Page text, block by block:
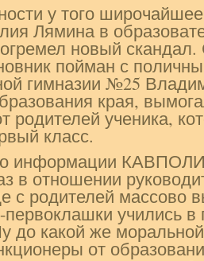
у того
Лямина в
новый
пойман с
гимназии №25
края,
родителей ученика,
класс.
информации
в отношении
с родителей массово
первоклашки учились
до какой же
от